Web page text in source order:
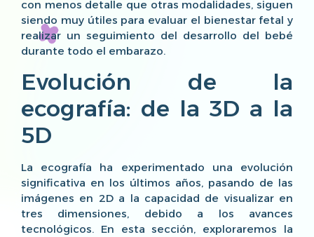
con menos detalle que otras modalidades, siguen
siendo muy útiles para evaluar el bienestar fetal y
realizar un seguimiento del desarrollo del bebé
durante todo el embarazo.
Evolución de la
ecografía: de la 3D a la
5D
La ecografía ha experimentado una evolución
significativa en los últimos años, pasando de las
imágenes en 2D a la capacidad de visualizar en
tres dimensiones, debido a los avances
tecnológicos. En esta sección, exploraremos la